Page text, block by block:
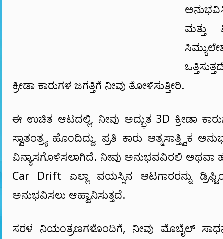
ಮತ್ತು
ಕ್ರೀಡಾ ಕಾರುಗಳ ಜಗತ್ತಿಗೆ ನೀವು ತೋಳಿಸುತ್ತೀರಿ.
ಈ ಉಚಿತ ಆಟದಲ್ಲಿ, ನೀವು ಅದ್ಭುತ 3D ಕ್ರೀಡಾ
ಸ್ವಾತಂತ್ರ್ಯ ಹೊಂದಿದ್ದು, ಪ್ರತಿ ಕಾರು ಆತ್ಮಸಾತ್ತ್ವಿಕ
ವಿನ್ಯಾಸಗೊಳಿಸಲಾಗಿದೆ. ನೀವು ಅನುಭವವಿರಲಿ ಅಥವಾ
Car Drift ಎಲ್ಲಾ ವಯಸ್ಸಿನ ಆಟಗಾರರನ್ನು
ಅನುಭವಿಸಲು ಆಹ್ವಾನಿಸುತ್ತದೆ.
ಸರಳ ನಿಯಂತ್ರಣಗಳೊಂದಿಗೆ, ನೀವು ಮೊಬೈಲ್